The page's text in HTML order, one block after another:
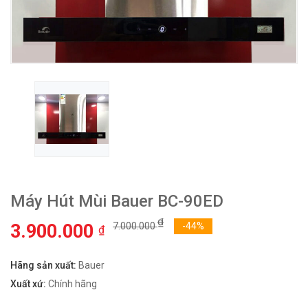
Máy Hút Mùi Bauer BC-90ED
3.900.000 ₫ 7.000.000₫ -44%
Hãng sản xuất: Bauer
Xuất xứ: Chính hãng